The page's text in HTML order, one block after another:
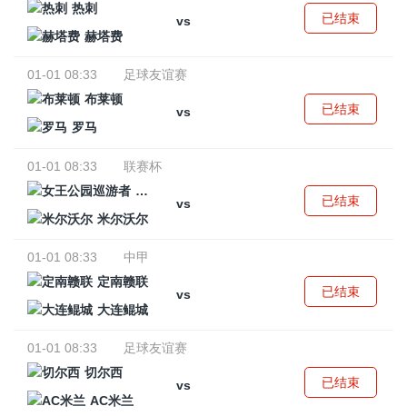
热刺
vs
赫塔费
已结束
01-01 08:33
足球友谊赛
布莱顿
vs
罗马
已结束
01-01 08:33
联赛杯
女王公园巡游者
vs
米尔沃尔
已结束
01-01 08:33
中甲
定南赣联
vs
大连鲲城
已结束
01-01 08:33
足球友谊赛
切尔西
vs
AC米兰
已结束